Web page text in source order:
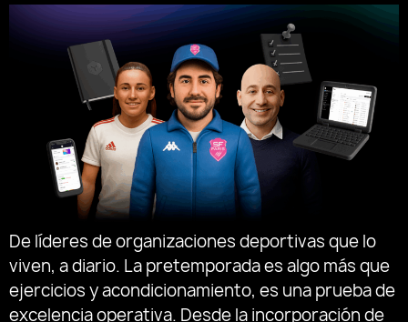
De líderes de organizaciones deportivas que lo
viven, a diario. La pretemporada es algo más que
ejercicios y acondicionamiento, es una prueba de
excelencia operativa. Desde la incorporación de